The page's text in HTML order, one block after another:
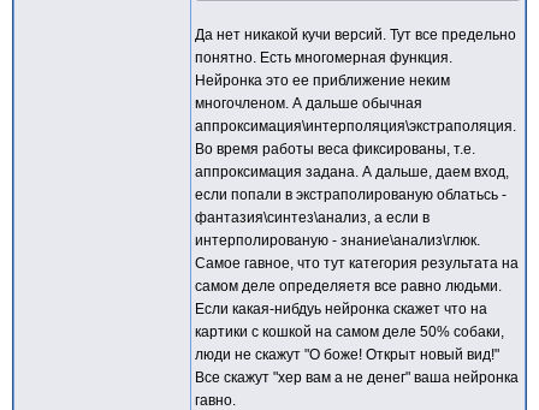
Да нет никакой кучи версий. Тут все предельно
понятно. Есть многомерная функция.
Нейронка это ее приближение неким
многочленом. А дальше обычная
аппроксимация\интерполяция\экстраполяция.
Во время работы веса фиксированы, т.е.
аппроксимация задана. А дальше, даем вход,
если попали в экстраполированую облатьсь -
фантазия\синтез\анализ, а если в
интерполированую - знание\анализ\глюк.
Самое гавное, что тут категория результата на
самом деле определяетя все равно людьми.
Если какая-нибдуь нейронка скажет что на
картики с кошкой на самом деле 50% собаки,
люди не скажут "О боже! Открыт новый вид!"
Все скажут "хер вам а не денег" ваша нейронка
гавно.